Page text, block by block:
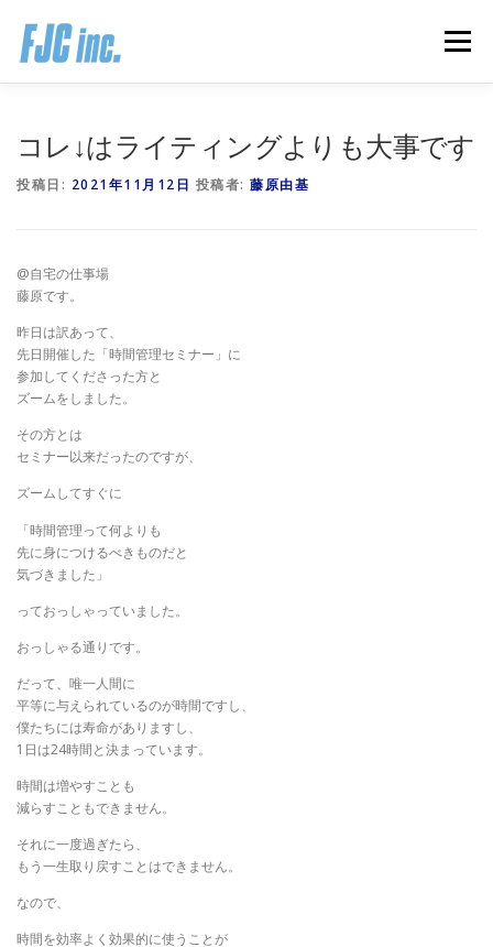
メニュー
推薦の声はこちら
コレ↓はライティングよりも大事です
投稿日: 2021年11月12日 投稿者: 藤原由基
@自宅の仕事場
藤原です。
昨日は訳あって、
先日開催した「時間管理セミナー」に
参加してくださった方と
ズームをしました。
その方とは
セミナー以来だったのですが、
ズームしてすぐに
「時間管理って何よりも
先に身につけるべきものだと
気づきました」
っておっしゃっていました。
おっしゃる通りです。
だって、唯一人間に
平等に与えられているのが時間ですし、
僕たちには寿命がありますし、
1日は24時間と決まっています。
時間は増やすことも
減らすこともできません。
それに一度過ぎたら、
もう一生取り戻すことはできません。
なので、
時間を効率よく効果的に使うことが